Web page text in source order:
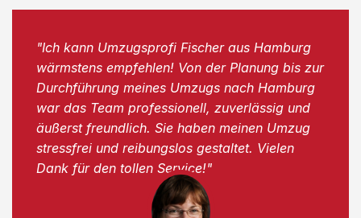
"Ich kann Umzugsprofi Fischer aus Hamburg
wärmstens empfehlen! Von der Planung bis zur
Durchführung meines Umzugs nach Hamburg
war das Team professionell, zuverlässig und
äußerst freundlich. Sie haben meinen Umzug
stressfrei und reibungslos gestaltet. Vielen
Dank für den tollen Service!"